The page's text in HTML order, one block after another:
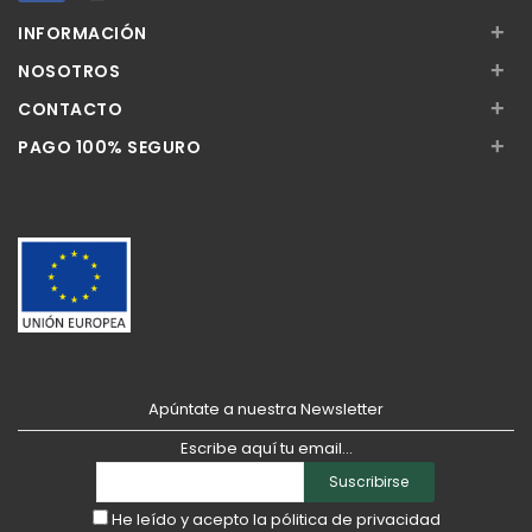
INFORMACIÓN +
NOSOTROS +
CONTACTO +
PAGO 100% SEGURO +
Apúntate a nuestra Newsletter
Escribe aquí tu email...
Suscribirse
He leído y acepto la pólitica de privacidad